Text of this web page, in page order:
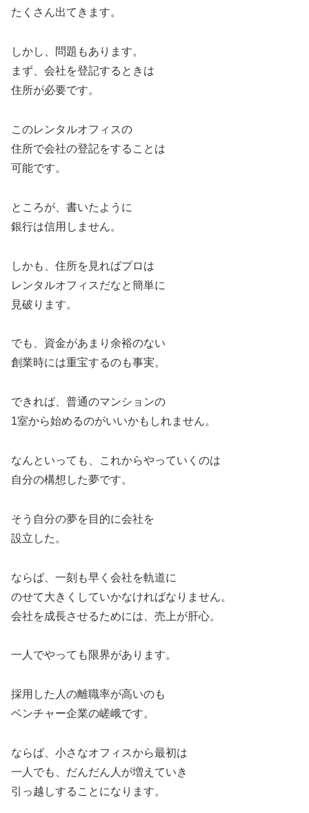
たくさん出てきます。
しかし、問題もあります。
まず、会社を登記するときは
住所が必要です。
このレンタルオフィスの
住所で会社の登記をすることは
可能です。
ところが、書いたように
銀行は信用しません。
しかも、住所を見ればプロは
レンタルオフィスだなと簡単に
見破ります。
でも、資金があまり余裕のない
創業時には重宝するのも事実。
できれば、普通のマンションの
1室から始めるのがいいかもしれません。
なんといっても、これからやっていくのは
自分の構想した夢です。
そう自分の夢を目的に会社を
設立した。
ならば、一刻も早く会社を軌道に
のせて大きくしていかなければなりません。
会社を成長させるためには、売上が肝心。
一人でやっても限界があります。
採用した人の離職率が高いのも
ベンチャー企業の嵯峨です。
ならば、小さなオフィスから最初は
一人でも、だんだん人が増えていき
引っ越しすることになります。